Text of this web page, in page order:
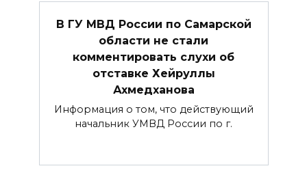
В ГУ МВД России по Самарской
области не стали
комментировать слухи об
отставке Хейруллы
Ахмедханова
Информация о том, что действующий
начальник УМВД России по г.